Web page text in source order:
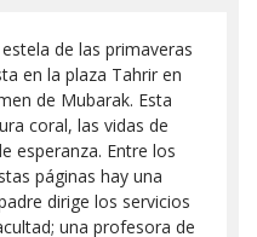
de las primaveras
en la plaza Tahrir en
de Mubarak. Esta
coral, las vidas de
esperanza. Entre los
páginas hay una
dirige los servicios
una profesora de